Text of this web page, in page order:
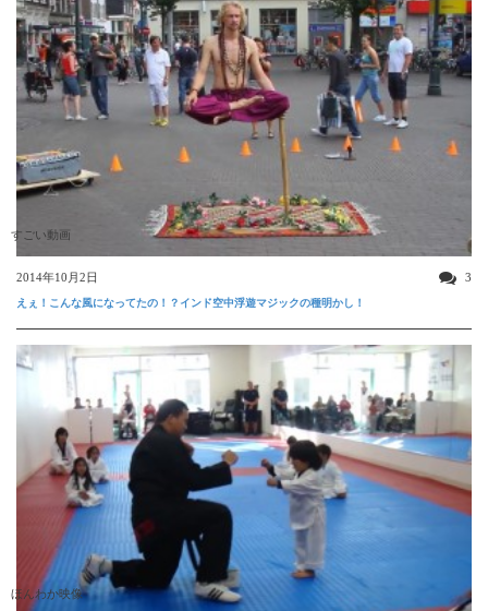
すごい動画
2014年10月2日 3
えぇ！こんな風になってたの！？インド空中浮遊マジックの種明かし！
ほんわか映像